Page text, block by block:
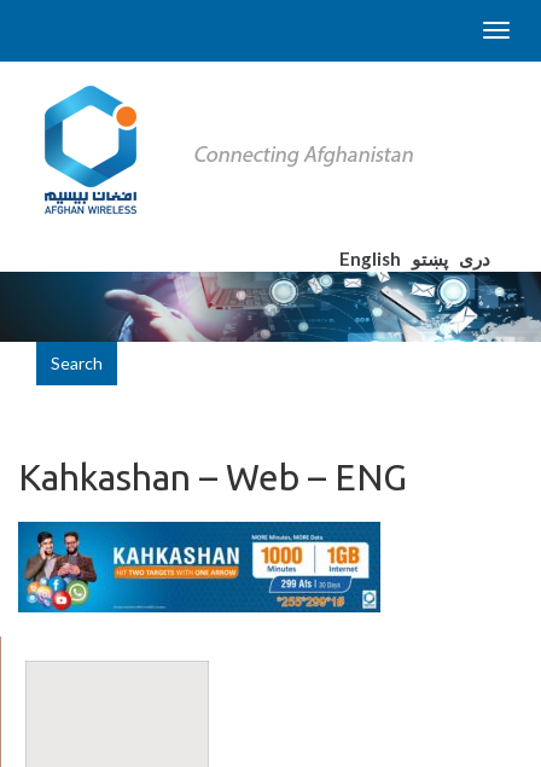
English دری پښتو
Search
Kahkashan – Web – ENG